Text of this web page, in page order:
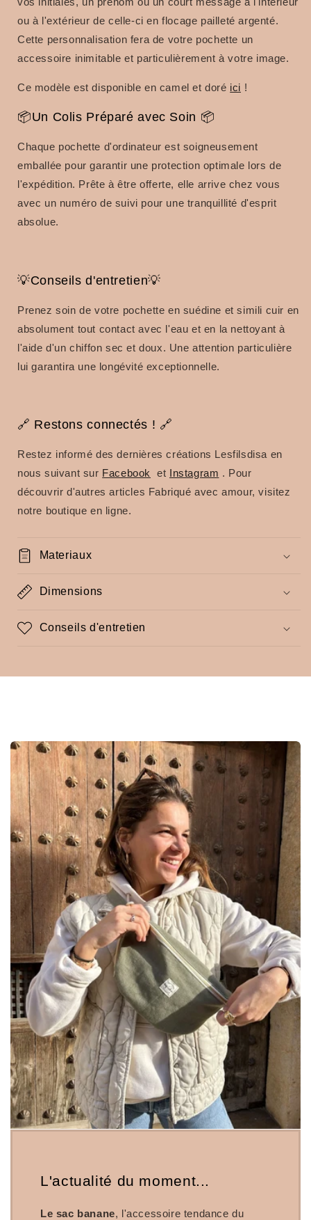
ou à l'extérieur de celle-ci en flocage pailleté argenté.
Cette personnalisation fera de votre pochette un
accessoire inimitable et particulièrement à votre image.
Ce modèle est disponible en camel et doré ici !
📦Un Colis Préparé avec Soin 📦
Chaque pochette d'ordinateur est soigneusement
emballée pour garantir une protection optimale lors de
l'expédition. Prête à être offerte, elle arrive chez vous
avec un numéro de suivi pour une tranquillité d'esprit
absolue.
💡Conseils d'entretien💡
Prenez soin de votre pochette en suédine et simili cuir en
absolument tout contact avec l'eau et en la nettoyant à
l'aide d'un chiffon sec et doux. Une attention particulière
lui garantira une longévité exceptionnelle.
🔗 Restons connectés ! 🔗
Restez informé des dernières créations Lesfilsdisa en
nous suivant sur Facebook et Instagram . Pour
découvrir d'autres articles Fabriqué avec amour, visitez
notre boutique en ligne.
Materiaux
Dimensions
Conseils d'entretien
L'actualité du moment...
Le sac banane, l'accessoire tendance du